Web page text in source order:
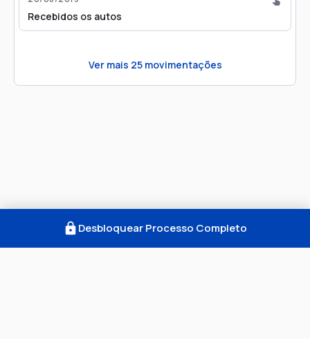
Recebidos os autos
Ver mais 25movimentações
Desbloquear Processo Completo